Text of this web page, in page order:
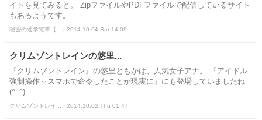
イトを見てみると。 ZipファイルやPDFファイルで配信しているサイト
もあるようです。
秘密の通学電車【... | 2014.10.04 Sat 14:09
クリムゾントレインの悠里...
『クリムゾントレイン』の悠里ともかは、人気女子アナ。 『アイドル
強制操作～スマホで命令したことが現実に』にも登場していましたね
(^_^)
クリムゾントレイ... | 2014.10.02 Thu 01:47